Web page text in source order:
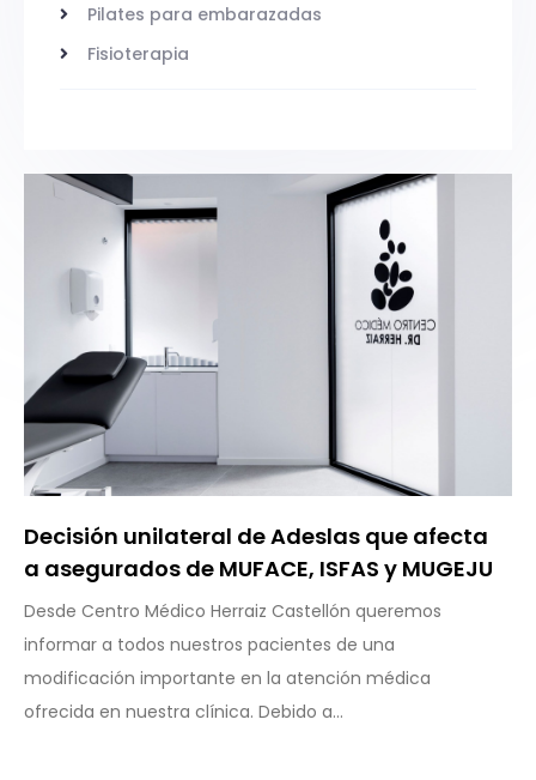
Pilates para embarazadas
Fisioterapia
Decisión unilateral de Adeslas que afecta
a asegurados de MUFACE, ISFAS y MUGEJU
Desde Centro Médico Herraiz Castellón queremos
informar a todos nuestros pacientes de una
modificación importante en la atención médica
ofrecida en nuestra clínica. Debido a...